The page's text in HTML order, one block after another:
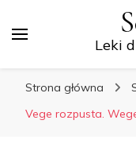
Leki
Strona główna
Vege rozpusta.